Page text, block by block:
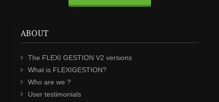
ABOUT
The FLEXI GESTION V2 versions
What is FLEXIGESTION?
Who are we ?
User testimonials